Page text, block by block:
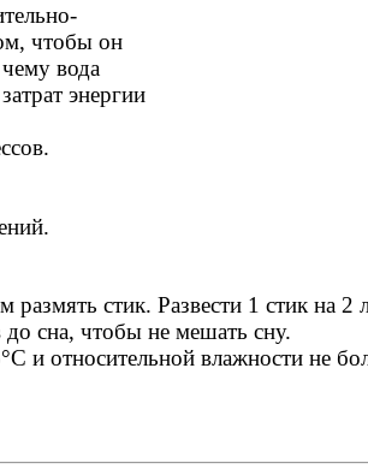
чтобы он
вода
энергии
стик. Развести 1 стик на 2
сна, чтобы не мешать сну.
и относительной влажности не